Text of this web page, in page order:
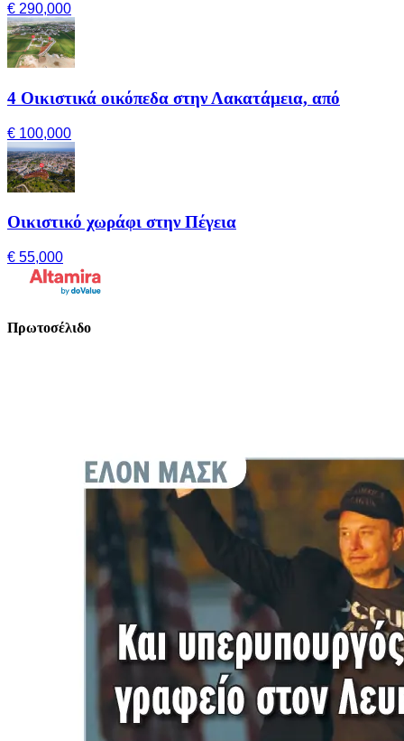
€ 290,000
4 Οικιστικά οικόπεδα στην Λακατάμεια, από
€ 100,000
Οικιστικό χωράφι στην Πέγεια
€ 55,000
Πρωτοσέλιδο